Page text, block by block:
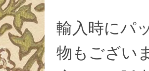
輸入時にパ
物もござい